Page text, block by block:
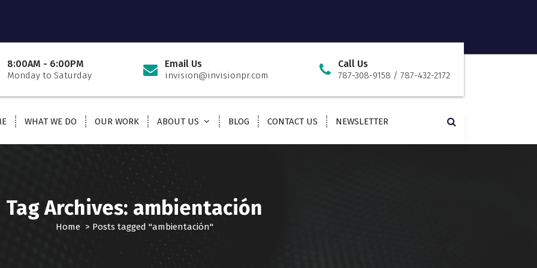
8:00AM - 6:00PM
Monday to Saturday
Email Us
invision@invisionpr.com
Call Us
787-308-9158 / 787-432-2172
WHAT WE DO OUR WORK ABOUT US BLOG CONTACT US NEWSLETTER
Tag Archives: ambientación
Home> Posts tagged "ambientación"